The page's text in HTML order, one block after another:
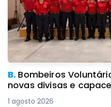
B. Bombeiros
novas divisas e
1 agosto 2026